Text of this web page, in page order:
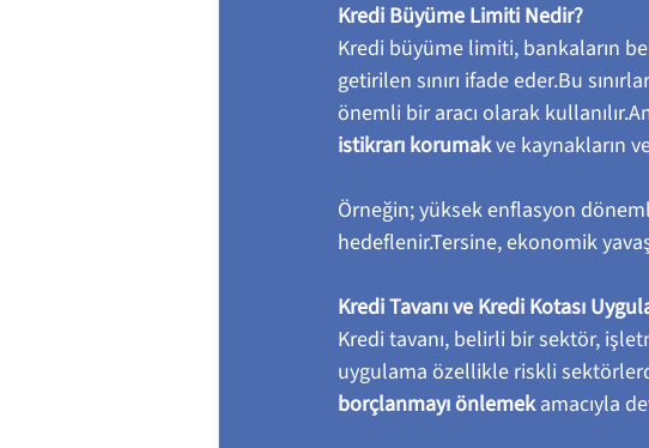
Kredi Büyüme Limiti Nedir?
Kredi büyüme limiti, bankaların
getirilen sınırı ifade eder.Bu
önemli bir aracı olarak
istikrarı korumak ve kaynakların
Örneğin; yüksek enflasyon
hedeflenir.Tersine, ekonomik
Kredi Tavanı ve Kredi Kotası
Kredi tavanı, belirli bir sektör,
uygulama özellikle riskli
borçlanmayı önlemek amacıyla